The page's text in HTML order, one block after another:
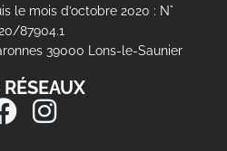
le mois d’octobre 2020 : N°
87904.1
39000 Lons-le-Saunier